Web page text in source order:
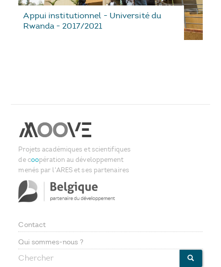
Appui institutionnel - Université du
Rwanda - 2017/2021
Projets académiques et scientifiques
de coopération au développement
menés par l'ARES et ses partenaires
Footer
Contact
Qui sommes-nous ?
Chercher